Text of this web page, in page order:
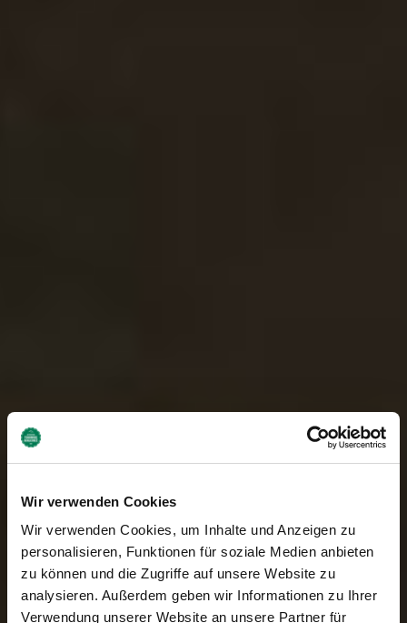
Wir verwenden Cookies
Wir verwenden Cookies, um Inhalte und Anzeigen zu
personalisieren, Funktionen für soziale Medien anbieten
zu können und die Zugriffe auf unsere Website zu
analysieren. Außerdem geben wir Informationen zu Ihrer
Verwendung unserer Website an unsere Partner für